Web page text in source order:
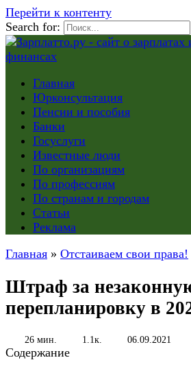
Перейти к контенту
Search for:
Главная
Юрконсультация
Пенсии и пособия
Банки
Госуслуги
Известные люди
По организациям
По профессиям
По странам и городам
Статьи
Реклама
Главная » Отстаиваем свои права!
Штраф за
перепланировку в
26 мин. 1.1к. 06.09.2021
Содержание